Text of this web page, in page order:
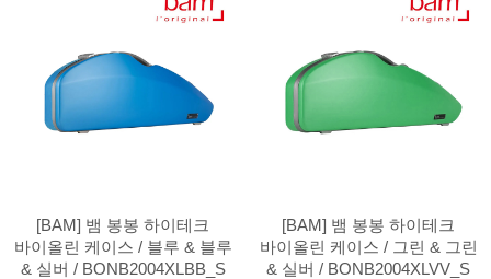
[BAM] 뱀 봉봉 하이테크
바이올린 케이스 / 블루 & 블루
& 실버 / BONB2004XLBB_S
[BAM] 뱀 봉봉 하이테크
바이올린 케이스 / 그린 & 그린
& 실버 / BONB2004XLVV_S